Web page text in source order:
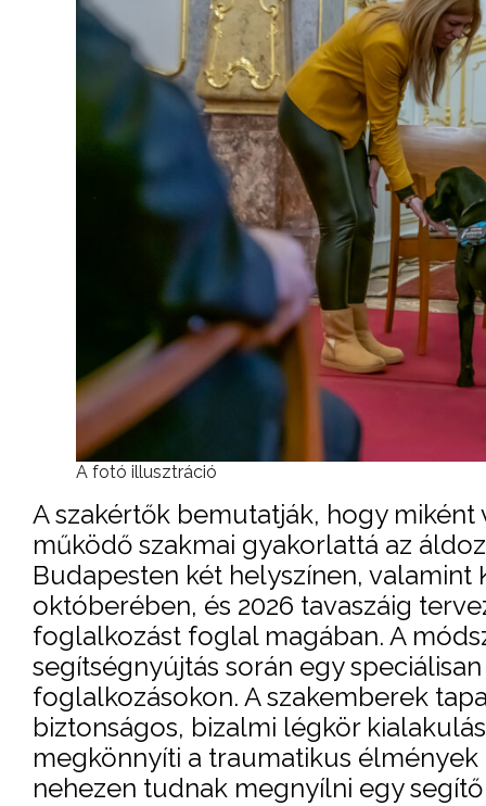
A fotó illusztráció
A szakértők bemutatják, hogy
működő szakmai gyakorlattá az
Budapesten két helyszínen,
októberében, és 2026 tavaszáig
foglalkozást foglal magában. A
segítségnyújtás során egy
foglalkozásokon. A szakemberek
biztonságos, bizalmi légkör
megkönnyíti a traumatikus
nehezen tudnak megnyílni egy